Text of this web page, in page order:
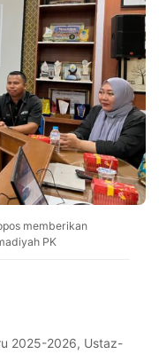
memberikan
PK
2025-2026, Ustaz-